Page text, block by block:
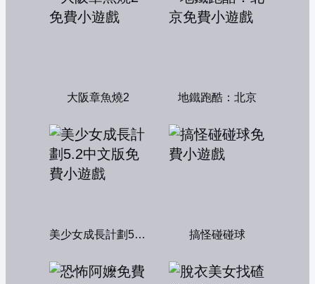
大阪章魚燒2 地鐵跑酷：北京
美少女成長計劃5.2中文版 搞怪碰碰球